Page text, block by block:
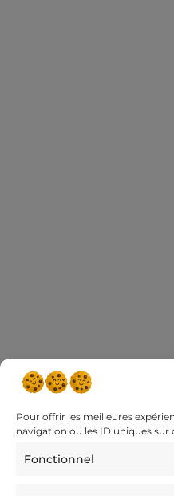
Pour offrir les meilleures
navigation ou les ID uniques
Fonctionnel